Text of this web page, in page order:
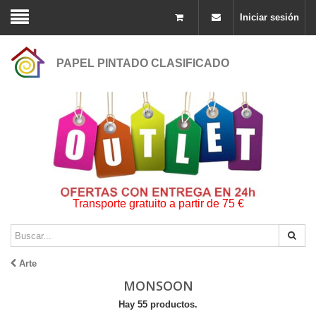
Iniciar sesión
PAPEL PINTADO CLASIFICADO
Transporte gratuito a partir de 75 €
Arte
MONSOON
Hay 55 productos.